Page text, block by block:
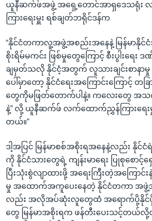
ယူနီဆက်ဖ်အဖွဲ့ အရှေ့တောင်အာရှဒေသရုံး
ကြားရေးမှူး ရစ်ချတ်ဘရိုင်ဒန်က
“နိုင်ငံတကာလူ့အဖွဲ့အစည်းအနေနဲ့ မြန်မာနိုင်ငံအ
စိုးရိမ်မကင်း ဖြစ်မှုတွေကြောင့် စီးပွါးရေ
ချမှတ်သလို နိုင်ငံ့အတွက် လူသားချင်းစာနာ
ပေါ်မှာတော့ နိုင်ငံရေးအကြောင်းကြောင့်
တွေကိုမဖြတ်တောက်ပါနဲ့။ ကလေးတွေ အသ
နဲ့” လို့ ယူနီဆက်ဖ် လက်ထောက်ညွှန်ကြားရေးမှူး
တယ်။”
ဒါ့အပြင် မြန်မာစစ်အစိုးရအနေနဲ့လည်း နိုင်
ကို နိုင်ငံသားတွေရဲ့ ကျန်းမာရေး ပြုစုစော
ပြီးသုံးစွဲလျာထားဖို့ အရေးကြီးတဲ့အကြောင်း
မှု အထောက်အကူပေးနေတဲ့ နိုင်ငံတကာ အ
လည်း အလိုအပ်ဆုံးလူတွေထံ အရောက်ပို့နိုင်
တွေ မြန်မာအစိုးရက ဖန်တီးပေးသင့်တ